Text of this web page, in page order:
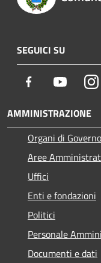
SEGUICI SU
Facebook Youtube
AMMINISTRAZIONE
Organi di Governo
Aree
Uffici
Enti e fondazioni
Politici
Personale
Documenti e dati